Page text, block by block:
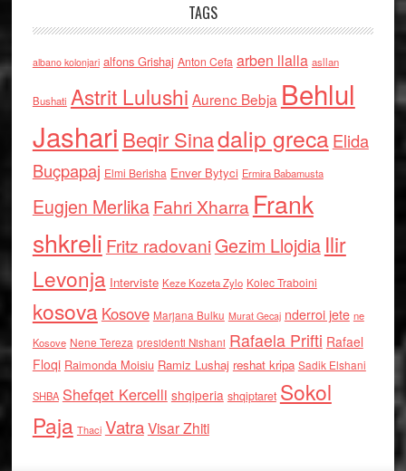
TAGS
albano kolonjari alfons Grishaj Anton Cefa arben llalla asllan
Bushati Astrit Lulushi Aurenc Bebja Behlul
Jashari Beqir Sinadalip grecaElida
Buçpapaj Elmi Berisha Enver Bytyci Ermira Babamusta
Eugjen MerlikaFahri Xharra Frank
shkreli Fritz radovaniGezim Llojdia Ilir
Levonja Interviste Keze Kozeta Zylo Kolec Traboini
kosova Kosove Marjana Bulku Murat Gecaj nderroi jete ne
Kosove Nene Tereza presidenti Nishani Rafaela Prifti Rafael
Floqi Raimonda Moisiu Ramiz Lushaj reshat kripa Sadik Elshani
SHBA Shefqet Kercelli shqiperia shqiptaret Sokol
Paja Thaci VatraVisar Zhiti